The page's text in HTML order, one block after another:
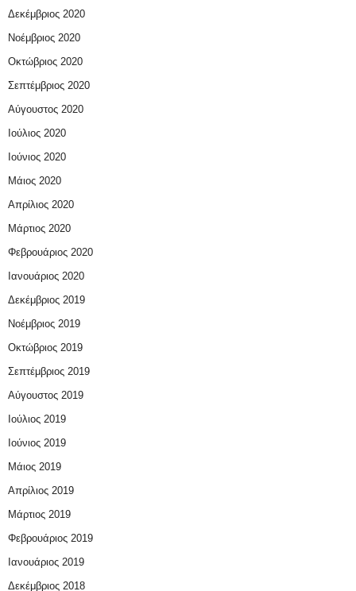
Δεκέμβριος 2020
Νοέμβριος 2020
Οκτώβριος 2020
Σεπτέμβριος 2020
Αύγουστος 2020
Ιούλιος 2020
Ιούνιος 2020
Μάιος 2020
Απρίλιος 2020
Μάρτιος 2020
Φεβρουάριος 2020
Ιανουάριος 2020
Δεκέμβριος 2019
Νοέμβριος 2019
Οκτώβριος 2019
Σεπτέμβριος 2019
Αύγουστος 2019
Ιούλιος 2019
Ιούνιος 2019
Μάιος 2019
Απρίλιος 2019
Μάρτιος 2019
Φεβρουάριος 2019
Ιανουάριος 2019
Δεκέμβριος 2018